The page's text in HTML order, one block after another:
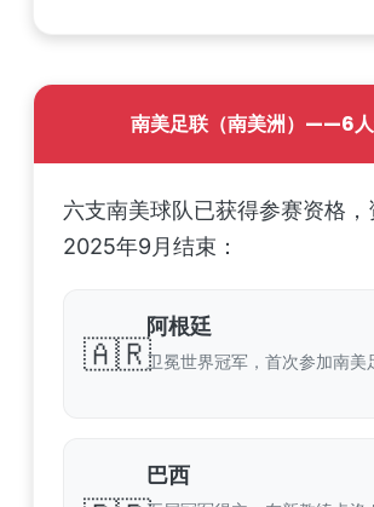
南美足联（南美洲）——6
六支南美球队已获得参赛资格
2025年9月结束：
🇦🇷
阿根廷
卫冕世界冠军，首次参加南美
巴西